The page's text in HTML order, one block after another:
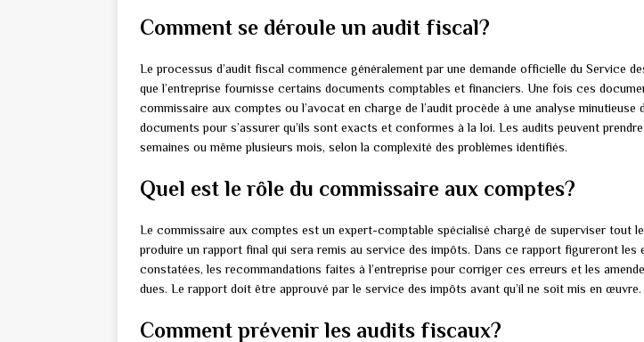
Comment se déroule un audit fiscal?
Le processus d’audit fiscal commence généralement par une demande officielle du Service
que l’entreprise fournisse certains documents comptables et financiers. Une fois ces
commissaire aux comptes ou l’avocat en charge de l’audit procède à une analyse minutieuse
documents pour s’assurer qu’ils sont exacts et conformes à la loi. Les audits peuvent
semaines ou même plusieurs mois, selon la complexité des problèmes identifiés.
Quel est le rôle du commissaire aux comptes?
Le commissaire aux comptes est un expert-comptable spécialisé chargé de superviser tout
produire un rapport final qui sera remis au service des impôts. Dans ce rapport figureront les
constatées, les recommandations faites à l’entreprise pour corriger ces erreurs et les
dues. Le rapport doit être approuvé par le service des impôts avant qu’il ne soit mis en œuvre.
Comment prévenir les audits fiscaux?